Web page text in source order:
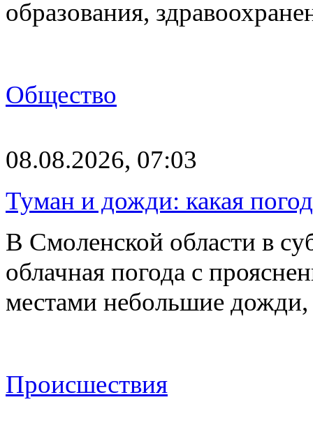
образования,
Общество
08.08.2026, 07:03
Туман и дожди: какая
В Смоленской области в
облачная погода с
местами небольшие
Происшествия